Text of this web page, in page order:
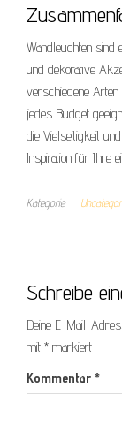
Wandleuchten
und dekorative
verschiedene
jedes Budget
die Vielseitigkeit
Inspiration für Ihre
Kategorie
Schreibe
Deine E-Mail-
mit * markiert
Kommentar *